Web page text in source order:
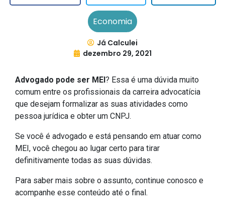
Economia
Já Calculei
dezembro 29, 2021
Advogado pode ser MEI? Essa é uma dúvida muito
comum entre os profissionais da carreira advocatícia
que desejam formalizar as suas atividades como
pessoa jurídica e obter um CNPJ.
Se você é advogado e está pensando em atuar como
MEI, você chegou ao lugar certo para tirar
definitivamente todas as suas dúvidas.
Para saber mais sobre o assunto, continue conosco e
acompanhe esse conteúdo até o final.